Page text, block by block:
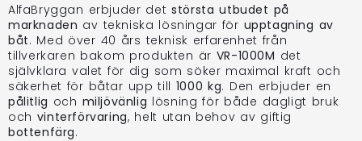
AlfaBryggan erbjuder detstörsta utbudet på
marknaden av tekniska lösningar för upptagning av
båt. Med över 40 års teknisk erfarenhet från
tillverkaren bakom produkten är VR-1000M det
självklara valet för dig som söker maximal kraft och
säkerhet för båtar upp till 1000 kg. Den erbjuder en
pålitlig och miljövänlig lösning för både dagligt bruk
och vinterförvaring, helt utan behov av giftig
bottenfärg.